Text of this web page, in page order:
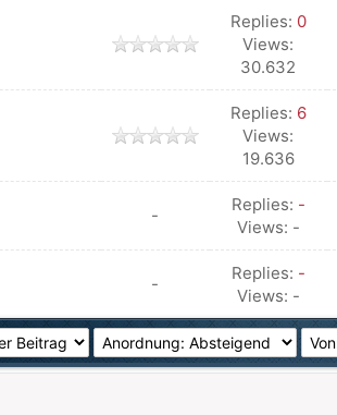
Replies: 0
Views:
30.632
Replies: 6
Views:
19.636
-
Replies: -
Views: -
-
Replies: -
Views: -